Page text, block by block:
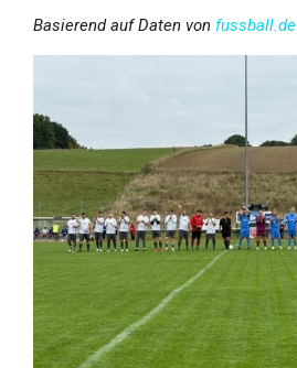
Basierend auf Daten von fussball.de